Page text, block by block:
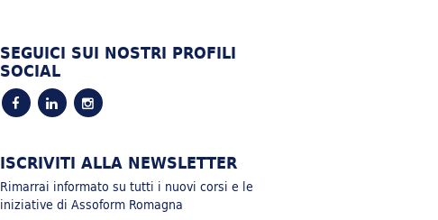
SEGUICI SUI NOSTRI PROFILI
SOCIAL
ISCRIVITI ALLA NEWSLETTER
Rimarrai informato su tutti i nuovi corsi e le
iniziative di Assoform Romagna